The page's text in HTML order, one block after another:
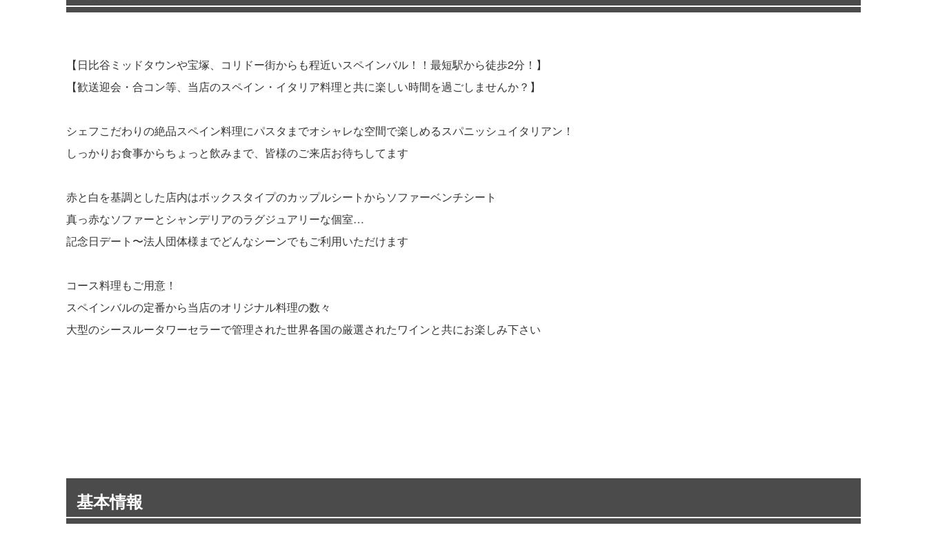
【日比谷ミッドタウンや宝塚、コリドー街からも程近いスペインバル！！最短駅から徒歩2分！】
【歓送迎会・合コン等、当店のスペイン・イタリア料理と共に楽しい時間を過ごしませんか？】
シェフこだわりの絶品スペイン料理にパスタまでオシャレな空間で楽しめるスパニッシュイタリアン！
しっかりお食事からちょっと飲みまで、皆様のご来店お待ちしてます
赤と白を基調とした店内はボックスタイプのカップルシートからソファーベンチシート
真っ赤なソファーとシャンデリアのラグジュアリーな個室…
記念日デート〜法人団体様までどんなシーンでもご利用いただけます
コース料理もご用意！
スペインバルの定番から当店のオリジナル料理の数々
大型のシースルータワーセラーで管理された世界各国の厳選されたワインと共にお楽しみ下さい
基本情報